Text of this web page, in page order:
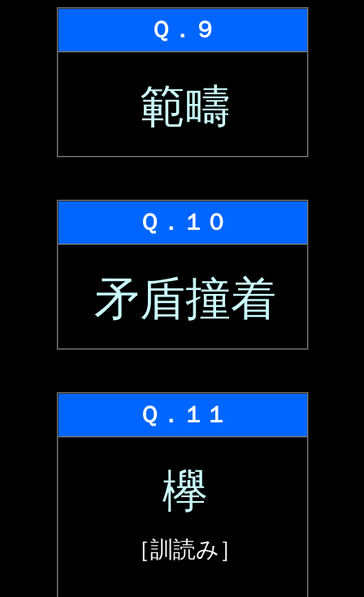
Ｑ．９
範疇
Ｑ．１０
矛盾撞着
Ｑ．１１
欅
［訓読み］